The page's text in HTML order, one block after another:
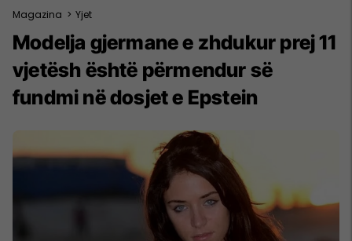
Magazina > Yjet
Modelja gjermane e zhdukur prej 11
vjetësh është përmendur së
fundmi në dosjet e Epstein